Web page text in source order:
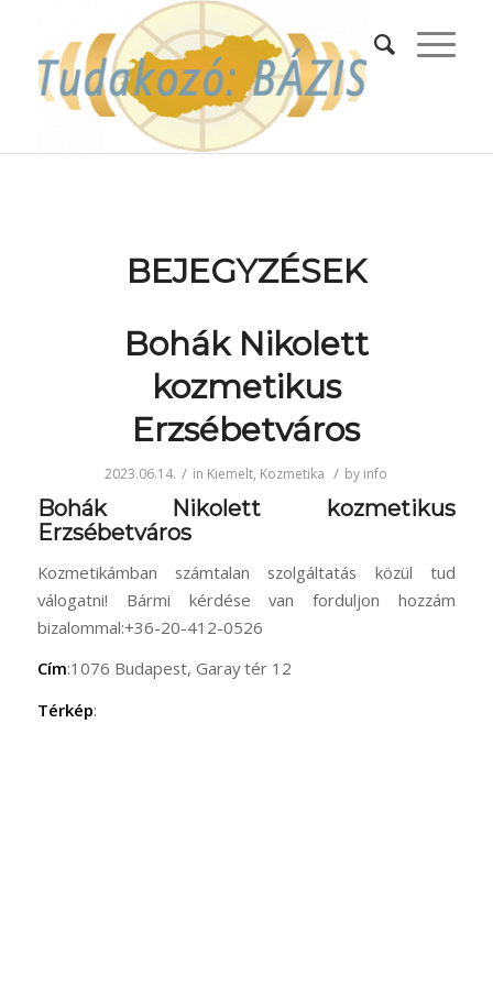
BEJEGYZÉSEK
Bohák Nikolett
kozmetikus
Erzsébetváros
2023.06.14. / in Kiemelt, Kozmetika / by info
Bohák Nikolett kozmetikus
Erzsébetváros
Kozmetikámban számtalan szolgáltatás közül tud
válogatni! Bármi kérdése van forduljon hozzám
bizalommal:+36-20-412-0526
Cím:1076 Budapest, Garay tér 12
Térkép: